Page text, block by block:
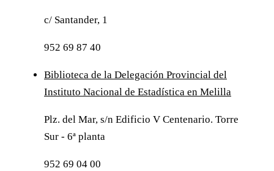
c/ Santander, 1
952 69 87 40
Biblioteca de la Delegación Provincial del
Instituto Nacional de Estadística en Melilla
Plz. del Mar, s/n Edificio V Centenario. Torre
Sur - 6ª planta
952 69 04 00